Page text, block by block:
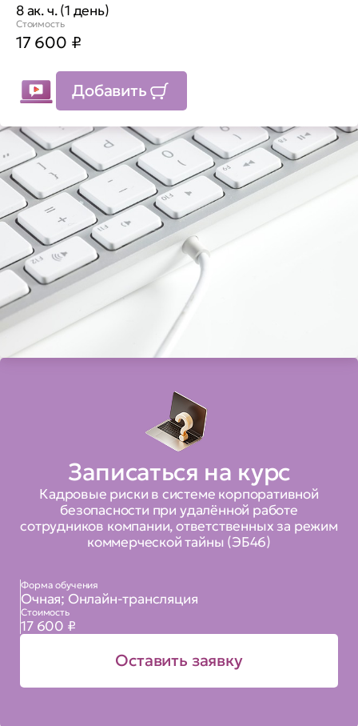
8 ак. ч. (1 день)
Стоимость
17 600 ₽
Добавить
Записаться на курс
Кадровые риски в системе корпоративной
безопасности при удалённой работе
сотрудников компании, ответственных за режим
коммерческой тайны (ЭБ46)
Форма обучения
Очная; Онлайн-трансляция
Стоимость
17 600 ₽
Оставить заявку